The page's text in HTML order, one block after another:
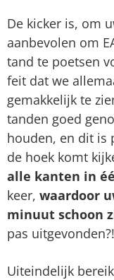
De kicker is, om
aanbevolen om
tand te poetsen
feit dat we
gemakkelijk te
tanden goed
houden, en dit is
de hoek komt
alle kanten in
keer, waardoor
minuut schoon
pas uitgevonden?!
Uiteindelijk